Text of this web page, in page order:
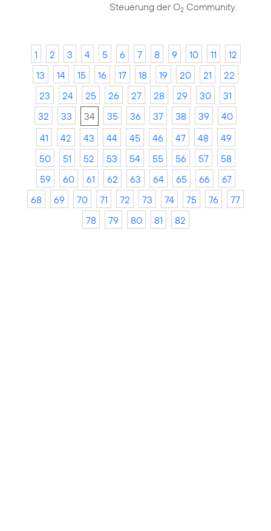
Steuerung der O2Community.
1 2 3 4 5 6 7 8 9 10 11
12
13
14 15 16 17 18 19 20 21
22
23
24 25 26 27 28 29 30
31
32
33 34 35 36 37 38 39
40
41
42 43 44 45 46 47 48
49
50
51 52 53 54 55 56 57
58
59
60 61 62 63 64 65 66
67
68
69 70 71 72 73 74 75 76
77
78
79 80 81 82